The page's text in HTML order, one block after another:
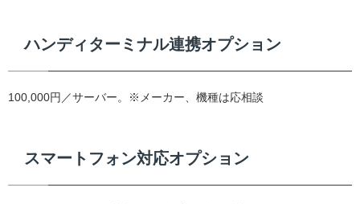
ハンディターミナル連携オプション
100,000円／サーバー。※メーカー、機種は応相談
スマートフォン対応オプション